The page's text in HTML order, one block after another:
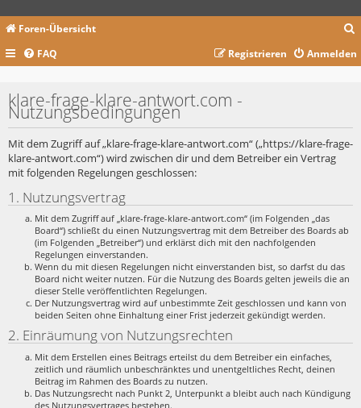
Foren-Übersicht
c
FAQ Anmelden
Registrieren
klare-frage-klare-antwort.com -
Nutzungsbedingungen
Mit dem Zugriff auf „klare-frage-klare-antwort.com“ („https://klare-frage-
klare-antwort.com“) wird zwischen dir und dem Betreiber ein Vertrag
mit folgenden Regelungen geschlossen:
1. Nutzungsvertrag
Mit dem Zugriff auf „klare-frage-klare-antwort.com“ (im Folgenden „das
Board“) schließt du einen Nutzungsvertrag mit dem Betreiber des Boards ab
(im Folgenden „Betreiber“) und erklärst dich mit den nachfolgenden
Regelungen einverstanden.
Wenn du mit diesen Regelungen nicht einverstanden bist, so darfst du das
Board nicht weiter nutzen. Für die Nutzung des Boards gelten jeweils die an
dieser Stelle veröffentlichten Regelungen.
Der Nutzungsvertrag wird auf unbestimmte Zeit geschlossen und kann von
beiden Seiten ohne Einhaltung einer Frist jederzeit gekündigt werden.
2. Einräumung von Nutzungsrechten
Mit dem Erstellen eines Beitrags erteilst du dem Betreiber ein einfaches,
zeitlich und räumlich unbeschränktes und unentgeltliches Recht, deinen
Beitrag im Rahmen des Boards zu nutzen.
Das Nutzungsrecht nach Punkt 2, Unterpunkt a bleibt auch nach Kündigung
des Nutzungsvertrages bestehen.